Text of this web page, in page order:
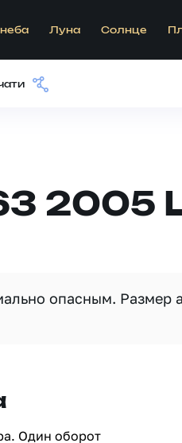
Луна Солнце
2005
опасным. Размер
Один оборот